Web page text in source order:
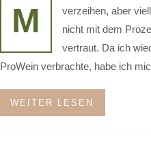
M
verzeihen, aber
nicht mit dem
vertraut. Da ich
ProWein verbrachte, habe ich
WEITER LESEN